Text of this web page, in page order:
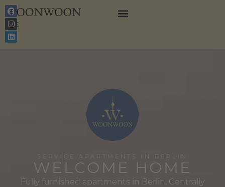
EN
DE
WELCOME HOME
Fully furnished apartments in Berlin. Centrally